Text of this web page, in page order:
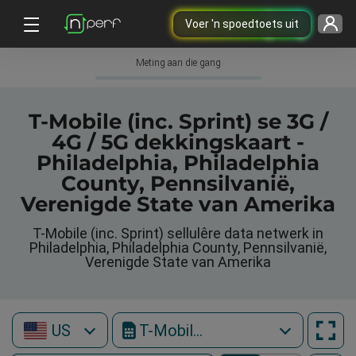
Voer 'n spoedtoets uit
Meting aan die gang
T-Mobile (inc. Sprint) se 3G /
4G / 5G dekkingskaart -
Philadelphia, Philadelphia
County, Pennsilvanië,
Verenigde State van Amerika
T-Mobile (inc. Sprint) sellulêre data netwerk in
Philadelphia, Philadelphia County, Pennsilvanië,
Verenigde State van Amerika
US T-Mobile (inc. Sprint)